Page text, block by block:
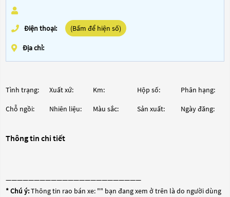
Điện thoại: (Bấm để hiện số)
Địa chỉ:
Tình trạng: Xuất xứ: Km: Hộp số: Phân hạng:
Chỗ ngồi: Nhiên liệu: Màu sắc: Sản xuất: Ngày đăng:
Thông tin chi tiết
————————————————————————
* Chú ý:Thông tin rao bán xe: "" bạn đang xem ở trên là do người dùng